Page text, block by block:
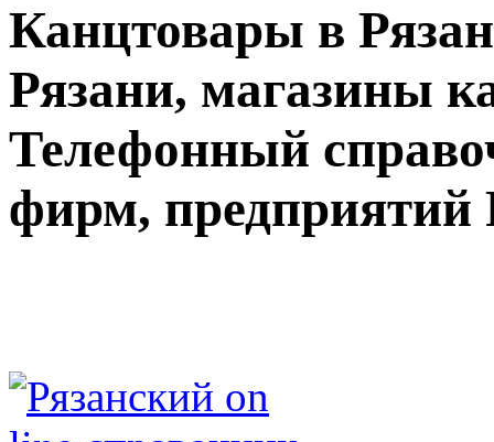
Канцтовары в
Рязани, магазины
Телефонный
фирм, предприятий